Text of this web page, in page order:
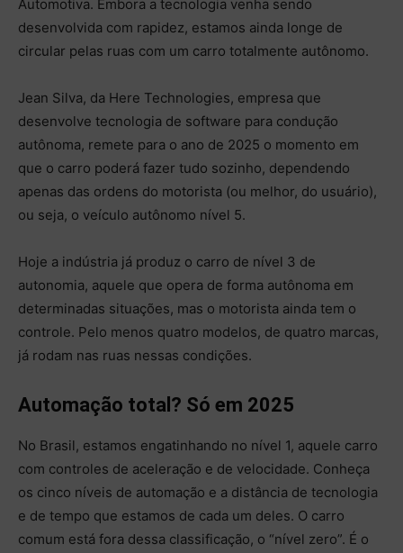
Automotiva. Embora a tecnologia venha sendo
desenvolvida com rapidez, estamos ainda longe de
circular pelas ruas com um carro totalmente autônomo.
Jean Silva, da Here Technologies, empresa que
desenvolve tecnologia de software para condução
autônoma, remete para o ano de 2025 o momento em
que o carro poderá fazer tudo sozinho, dependendo
apenas das ordens do motorista (ou melhor, do usuário),
ou seja, o veículo autônomo nível 5.
Hoje a indústria já produz o carro de nível 3 de
autonomia, aquele que opera de forma autônoma em
determinadas situações, mas o motorista ainda tem o
controle. Pelo menos quatro modelos, de quatro marcas,
já rodam nas ruas nessas condições.
Automação total? Só em 2025
No Brasil, estamos engatinhando no nível 1, aquele carro
com controles de aceleração e de velocidade. Conheça
os cinco níveis de automação e a distância de tecnologia
e de tempo que estamos de cada um deles. O carro
comum está fora dessa classificação, o “nível zero”. É o